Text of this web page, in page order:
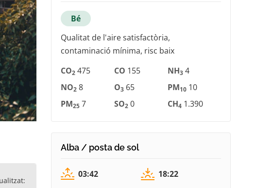
Bé
Qualitat de l'aire satisfactòria,
contaminació mínima, risc baix
CO2 475 CO 155 NH3 4
NO2 8 O3 65 PM10 10
PM25 7 SO2 0 CH4 1.390
Alba / posta de sol
03:42 18:22